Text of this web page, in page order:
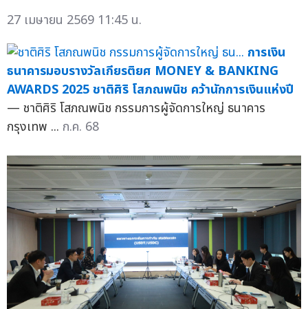
27 เมษายน 2569 11:45 น.
การเงิน
ธนาคารมอบรางวัลเกียรติยศ MONEY & BANKING
AWARDS 2025 ชาติศิริ โสภณพนิช คว้านักการเงินแห่งปี
— ชาติศิริ โสภณพนิช กรรมการผู้จัดการใหญ่ ธนาคาร
กรุงเทพ ... ก.ค. 68